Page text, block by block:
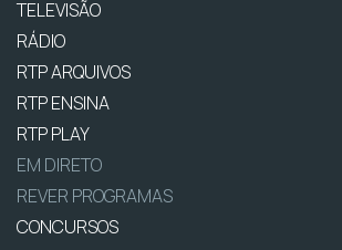
TELEVISÃO
RÁDIO
RTP ARQUIVOS
RTP ENSINA
RTP PLAY
EM DIRETO
REVER PROGRAMAS
CONCURSOS